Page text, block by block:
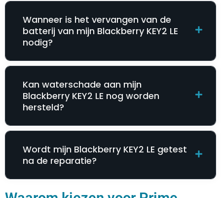
Wanneer is het vervangen van de
batterij van mijn Blackberry KEY2 LE
nodig?
Kan waterschade aan mijn
Blackberry KEY2 LE nog worden
hersteld?
Wordt mijn Blackberry KEY2 LE getest
na de reparatie?